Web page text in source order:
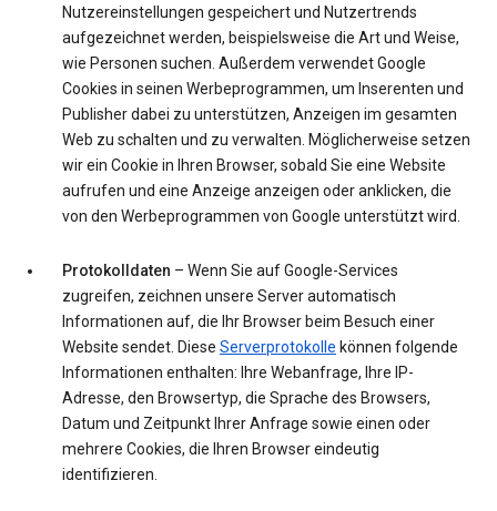
Nutzereinstellungen gespeichert und Nutzertrends
aufgezeichnet werden, beispielsweise die Art und Weise,
wie Personen suchen. Außerdem verwendet Google
Cookies in seinen Werbeprogrammen, um Inserenten und
Publisher dabei zu unterstützen, Anzeigen im gesamten
Web zu schalten und zu verwalten. Möglicherweise setzen
wir ein Cookie in Ihren Browser, sobald Sie eine Website
aufrufen und eine Anzeige anzeigen oder anklicken, die
von den Werbeprogrammen von Google unterstützt wird.
Protokolldaten – Wenn Sie auf Google-Services
zugreifen, zeichnen unsere Server automatisch
Informationen auf, die Ihr Browser beim Besuch einer
Website sendet. Diese Serverprotokolle können folgende
Informationen enthalten: Ihre Webanfrage, Ihre IP-
Adresse, den Browsertyp, die Sprache des Browsers,
Datum und Zeitpunkt Ihrer Anfrage sowie einen oder
mehrere Cookies, die Ihren Browser eindeutig
identifizieren.